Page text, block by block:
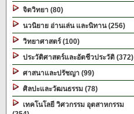
จิตวิทยา (80)
นวนิยาย อ่านเล่น และนิทาน (256)
วิทยาศาสตร์ (100)
ประวัติศาสตร์และอัตชีวประวัติ (372)
ศาสนาและปรัชญา (99)
ศิลปะและวัฒนธรรม (78)
เทคโนโลยี วิศวกรรม อุตสาหกรรม